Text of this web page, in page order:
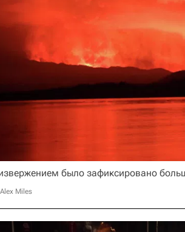
было зафиксировано
Miles